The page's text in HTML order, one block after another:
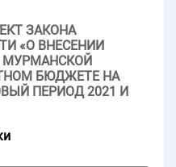
ЗАКОНА
«О ВНЕСЕНИИ
МУРМАНСКОЙ
БЮДЖЕТЕ НА
ПЕРИОД 2021 И